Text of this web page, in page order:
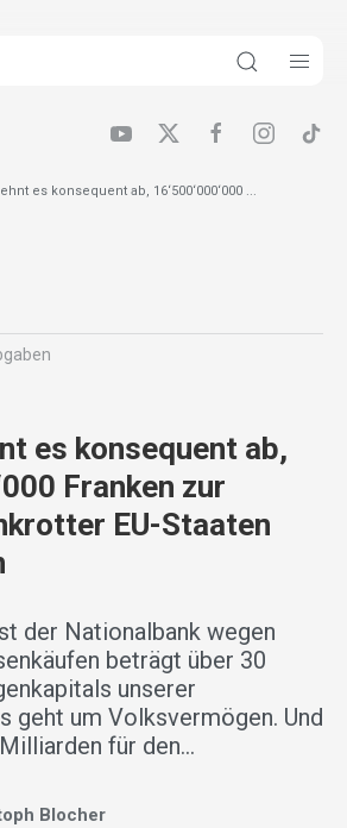
es konsequent ab, 16‘500‘000‘000 ...
es konsequent ab,
Franken zur
EU-Staaten
der Nationalbank wegen
beträgt über 30
unserer
geht um Volksvermögen. Und
für den…
Blocher